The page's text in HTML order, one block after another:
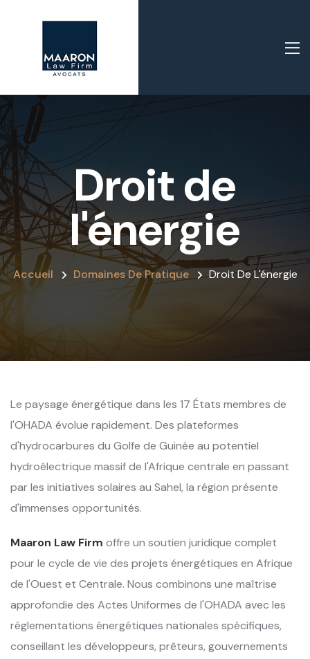
Droit de
l'énergie
Accueil Domaines De Pratique Droit De L'énergie
Le paysage énergétique dans les 17 États membres de
l'OHADA évolue rapidement. Des plateformes
d'hydrocarbures du Golfe de Guinée au potentiel
hydroélectrique massif de l'Afrique centrale en passant
par les initiatives solaires au Sahel, la région présente
d'immenses opportunités.
Maaron Law Firm offre un soutien juridique complet
pour le cycle de vie des projets énergétiques en Afrique
de l'Ouest et Centrale. Nous combinons une maîtrise
approfondie des Actes Uniformes de l'OHADA avec les
réglementations énergétiques nationales spécifiques,
conseillant les développeurs, prêteurs, gouvernements